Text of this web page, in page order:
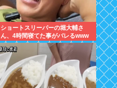
ショートスリーパーの堀大輔さ
ん、4時間寝てた事がバレるwww